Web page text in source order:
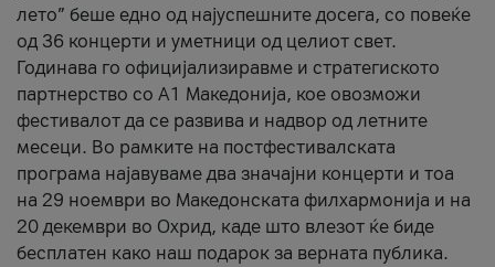
лето” беше едно од најуспешните досега, со повеќе
од 36 концерти и уметници од целиот свет.
Годинава го официјализиравме и стратегиското
партнерство со А1 Македонија, кое овозможи
фестивалот да се развива и надвор од летните
месеци. Во рамките на постфестивалската
програма најавуваме два значајни концерти и тоа
на 29 ноември во Македонската филхармонија и на
20 декември во Охрид, каде што влезот ќе биде
бесплатен како наш подарок за верната публика.